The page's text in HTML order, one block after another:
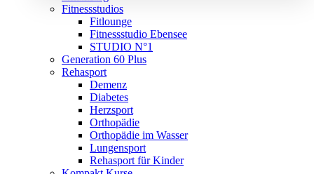
Fitnessstudios
Fitlounge
Fitnessstudio Ebensee
STUDIO N°1
Generation 60 Plus
Rehasport
Demenz
Diabetes
Herzsport
Orthopädie
Orthopädie im Wasser
Lungensport
Rehasport für Kinder